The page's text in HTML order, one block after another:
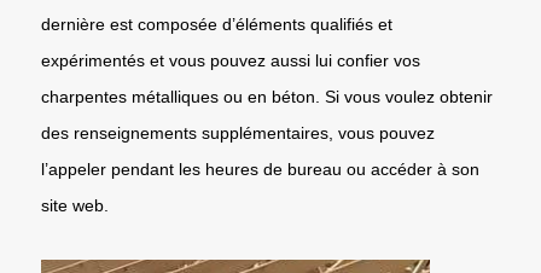
dernière est composée d’éléments qualifiés et
expérimentés et vous pouvez aussi lui confier vos
charpentes métalliques ou en béton. Si vous voulez obtenir
des renseignements supplémentaires, vous pouvez
l’appeler pendant les heures de bureau ou accéder à son
site web.